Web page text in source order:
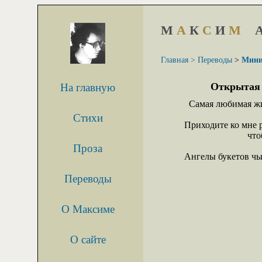
На главную
Стихи
Проза
Переводы
О Максиме
О сайте
М А К С И М
Главная > Переводы >
Открытая
Самая любимая
Приходите ко мне
Ангелы букетов